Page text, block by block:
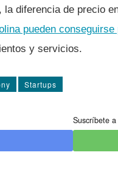
diferencia de precio
pueden
y servicios.
Startups
Suscríbete